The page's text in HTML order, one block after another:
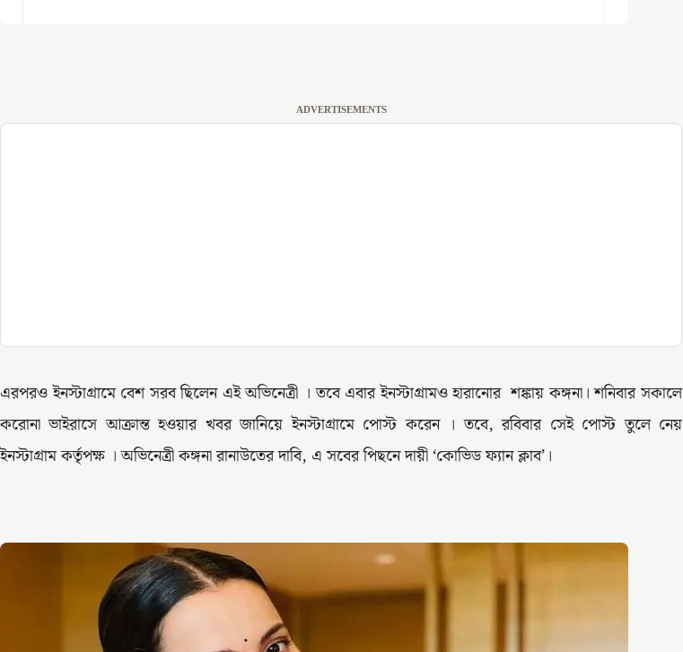
ADVERTISEMENTS
এরপরও ইনস্টাগ্রামে বেশ সরব ছিলেন এই অভিনেত্রী । তবে এবার ইনস্টাগ্রামও হারানোর শঙ্কায় কঙ্গনা। শনিবার সকালে
করোনা ভাইরাসে আক্রান্ত হওয়ার খবর জানিয়ে ইনস্টাগ্রামে পোস্ট করেন । তবে, রবিবার সেই পোস্ট তুলে নেয়
ইনস্টাগ্রাম কর্তৃপক্ষ । অভিনেত্রী কঙ্গনা রানাউতের দাবি, এ সবের পিছনে দায়ী ‘কোভিড ফ্যান ক্লাব’।